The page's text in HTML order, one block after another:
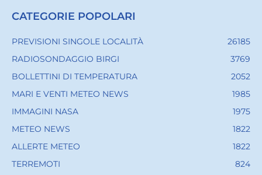
CATEGORIE POPOLARI
PREVISIONI SINGOLE LOCALITÀ
26185
RADIOSONDAGGIO BIRGI
3769
BOLLETTINI DI TEMPERATURA
2052
MARI E VENTI METEO NEWS
1985
IMMAGINI NASA
1975
METEO NEWS
1822
ALLERTE METEO
1822
TERREMOTI
824